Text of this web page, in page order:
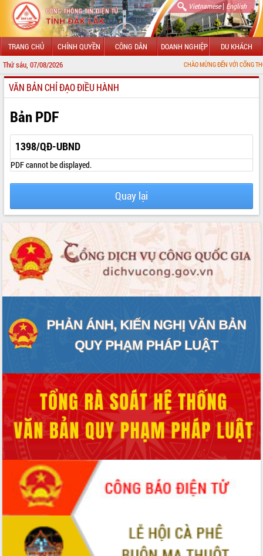
Vietnamese| English
TRANG CHỦ CHÍNH QUYỀN CÔNG DÂN DOANH NGHIỆP DU KHÁCH
Thứ sáu, 07/08/2026 CHÀO MỪNG ĐẾN VỚI CỔNG THÔNG TIN
GIỚI THIỆU
LÃNH ĐẠO UBND TỈNH
TIN TỨC SỰ KIỆN
SỞ, BAN, NGÀNH
UBND CÁC XÃ, PHƯỜNG
THÔNG TIN CHỈ ĐẠO ĐIỀU HÀNH
VĂN BẢN HĐND TỈNH
ĐIỂM TIN VĂN BẢN
VIDEO
VĂN BẢN CHỈ ĐẠO ĐIỀU HÀNH
Bản PDF
1398/QĐ-UBND
PDF cannot be displayed.
Quay lại